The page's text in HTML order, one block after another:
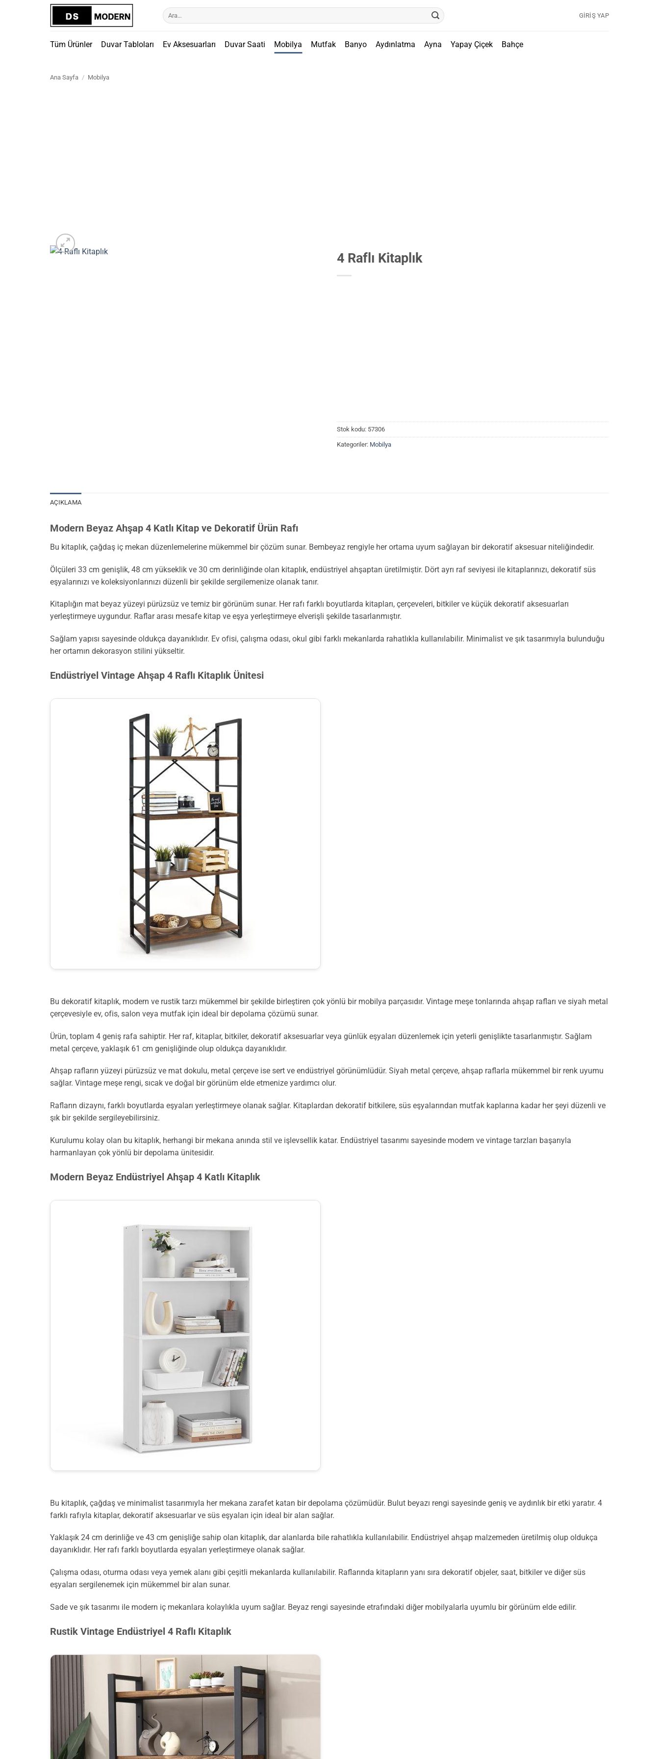
Ara:
GIRIŞ YAP
Tüm Ürünler Duvar Tabloları Ev Aksesuarları Duvar Saati Mobilya Mutfak Banyo Aydınlatma Ayna Yapay Çiçek Bahçe
Ana Sayfa / Mobilya
4 Raflı Kitaplık
Stok kodu: 57306
Kategoriler: Mobilya
AÇIKLAMA
Modern Beyaz Ahşap 4 Katlı Kitap ve Dekoratif Ürün Rafı
Bu kitaplık, çağdaş iç mekan düzenlemelerine mükemmel bir çözüm sunar. Bembeyaz rengiyle her ortama uyum sağlayan bir dekoratif aksesuar niteliğindedir.
Ölçüleri 33 cm genişlik, 48 cm yükseklik ve 30 cm derinliğinde olan kitaplık, endüstriyel ahşaptan üretilmiştir. Dört ayrı raf seviyesi ile kitaplarınızı, dekoratif süs
eşyalarınızı ve koleksiyonlarınızı düzenli bir şekilde sergilemenize olanak tanır.
Kitaplığın mat beyaz yüzeyi pürüzsüz ve temiz bir görünüm sunar. Her rafı farklı boyutlarda kitapları, çerçeveleri, bitkiler ve küçük dekoratif aksesuarları
yerleştirmeye uygundur. Raflar arası mesafe kitap ve eşya yerleştirmeye elverişli şekilde tasarlanmıştır.
Sağlam yapısı sayesinde oldukça dayanıklıdır. Ev ofisi, çalışma odası, okul gibi farklı mekanlarda rahatlıkla kullanılabilir. Minimalist ve şık tasarımıyla bulunduğu
her ortamın dekorasyon stilini yükseltir.
Endüstriyel Vintage Ahşap 4 Raflı Kitaplık Ünitesi
Bu dekoratif kitaplık, modern ve rustik tarzı mükemmel bir şekilde birleştiren çok yönlü bir mobilya parçasıdır. Vintage meşe tonlarında ahşap rafları ve siyah metal
çerçevesiyle ev, ofis, salon veya mutfak için ideal bir depolama çözümü sunar.
Ürün, toplam 4 geniş rafa sahiptir. Her raf, kitaplar, bitkiler, dekoratif aksesuarlar veya günlük eşyaları düzenlemek için yeterli genişlikte tasarlanmıştır. Sağlam
metal çerçeve, yaklaşık 61 cm genişliğinde olup oldukça dayanıklıdır.
Ahşap rafların yüzeyi pürüzsüz ve mat dokulu, metal çerçeve ise sert ve endüstriyel görünümlüdür. Siyah metal çerçeve, ahşap raflarla mükemmel bir renk uyumu
sağlar. Vintage meşe rengi, sıcak ve doğal bir görünüm elde etmenize yardımcı olur.
Rafların dizaynı, farklı boyutlarda eşyaları yerleştirmeye olanak sağlar. Kitaplardan dekoratif bitkilere, süs eşyalarından mutfak kaplarına kadar her şeyi düzenli ve
şık bir şekilde sergileyebilirsiniz.
Kurulumu kolay olan bu kitaplık, herhangi bir mekana anında stil ve işlevsellik katar. Endüstriyel tasarımı sayesinde modern ve vintage tarzları başarıyla
harmanlayan çok yönlü bir depolama ünitesidir.
Modern Beyaz Endüstriyel Ahşap 4 Katlı Kitaplık
Bu kitaplık, çağdaş ve minimalist tasarımıyla her mekana zarafet katan bir depolama çözümüdür. Bulut beyazı rengi sayesinde geniş ve aydınlık bir etki yaratır. 4
farklı rafıyla kitaplar, dekoratif aksesuarlar ve süs eşyaları için ideal bir alan sağlar.
Yaklaşık 24 cm derinliğe ve 43 cm genişliğe sahip olan kitaplık, dar alanlarda bile rahatlıkla kullanılabilir. Endüstriyel ahşap malzemeden üretilmiş olup oldukça
dayanıklıdır. Her rafı farklı boyutlarda eşyaları yerleştirmeye olanak sağlar.
Çalışma odası, oturma odası veya yemek alanı gibi çeşitli mekanlarda kullanılabilir. Raflarında kitapların yanı sıra dekoratif objeler, saat, bitkiler ve diğer süs
eşyaları sergilenemek için mükemmel bir alan sunar.
Sade ve şık tasarımı ile modern iç mekanlara kolaylıkla uyum sağlar. Beyaz rengi sayesinde etrafındaki diğer mobilyalarla uyumlu bir görünüm elde edilir.
Rustik Vintage Endüstriyel 4 Raflı Kitaplık